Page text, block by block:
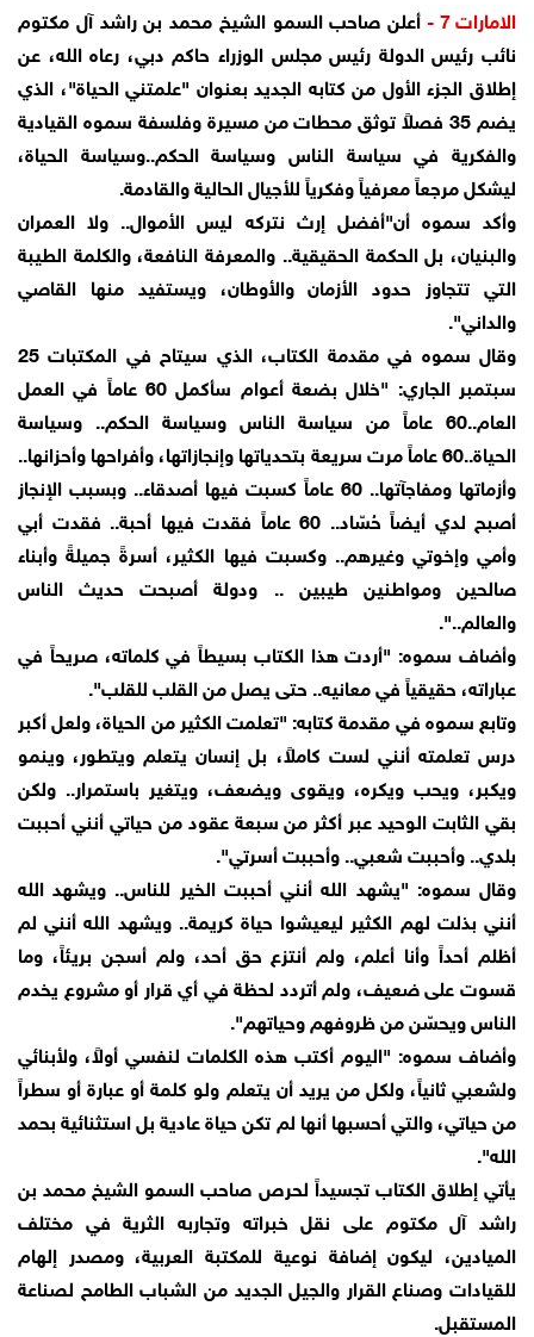
الامارات 7 -
أعلن صاحب السمو الشيخ محمد بن راشد آل مكتوم
نائب رئيس الدولة رئيس مجلس الوزراء حاكم دبي، رعاه الله، عن
إطلاق الجزء الأول من كتابه الجديد بعنوان "علمتني الحياة"، الذي
يضم 35 فصلاً توثق محطات من مسيرة وفلسفة سموه القيادية
والفكرية في سياسة الناس وسياسة الحكم..وسياسة الحياة،
ليشكل مرجعاً معرفياً وفكرياً للأجيال الحالية والقادمة.
وأكد سموه أن"أفضل إرث نتركه ليس الأموال.. ولا العمران
والبنيان، بل الحكمة الحقيقية.. والمعرفة النافعة، والكلمة الطيبة
التي تتجاوز حدود الأزمان والأوطان، ويستفيد منها القاصي
والداني".
وقال سموه في مقدمة الكتاب، الذي سيتاح في المكتبات 25
سبتمبر الجاري: "خلال بضعة أعوام سأكمل 60 عاماً في العمل
العام..60 عاماً من سياسة الناس وسياسة الحكم.. وسياسة
الحياة..60 عاماً مرت سريعة بتحدياتها وإنجازاتها، وأفراحها وأحزانها..
وأزماتها ومفاجآتها.. 60 عاماً كسبت فيها أصدقاء.. وبسبب الإنجاز
أصبح لدي أيضاً حُسّاد.. 60 عاماً فقدت فيها أحبة.. فقدت أبي
وأمي وإخوتي وغيرهم.. وكسبت فيها الكثير، أسرةً جميلةً وأبناء
صالحين ومواطنين طيبين .. ودولة أصبحت حديث الناس
والعالم..".
وأضاف سموه: "أردت هذا الكتاب بسيطاً في كلماته، صريحاً في
عباراته، حقيقياً في معانيه.. حتى يصل من القلب للقلب".
وتابع سموه في مقدمة كتابه: "تعلمت الكثير من الحياة، ولعل أكبر
درس تعلمته أنني لست كاملاً، بل إنسان يتعلم ويتطور، وينمو
ويكبر، ويحب ويكره، ويقوى ويضعف، ويتغير باستمرار.. ولكن
بقي الثابت الوحيد عبر أكثر من سبعة عقود من حياتي أنني أحببت
بلدي.. وأحببت شعبي.. وأحببت أسرتي".
وقال سموه: "يشهد الله أنني أحببت الخير للناس.. ويشهد الله
أنني بذلت لهم الكثير ليعيشوا حياة كريمة.. ويشهد الله أنني لم
أظلم أحداً وأنا أعلم، ولم أنتزع حق أحد، ولم أسجن بريئاً، وما
قسوت على ضعيف، ولم أتردد لحظة في أي قرار أو مشروع يخدم
الناس ويحسّن من ظروفهم وحياتهم".
وأضاف سموه: "اليوم أكتب هذه الكلمات لنفسي أولاً، ولأبنائي
ولشعبي ثانياً، ولكل من يريد أن يتعلم ولو كلمة أو عبارة أو سطراً
من حياتي، والتي أحسبها أنها لم تكن حياة عادية بل استثنائية بحمد
الله".
يأتي إطلاق الكتاب تجسيداً لحرص صاحب السمو الشيخ محمد بن
راشد آل مكتوم على نقل خبراته وتجاربه الثرية في مختلف
الميادين، ليكون إضافة نوعية للمكتبة العربية، ومصدر إلهام
للقيادات وصناع القرار والجيل الجديد من الشباب الطامح لصناعة
المستقبل.